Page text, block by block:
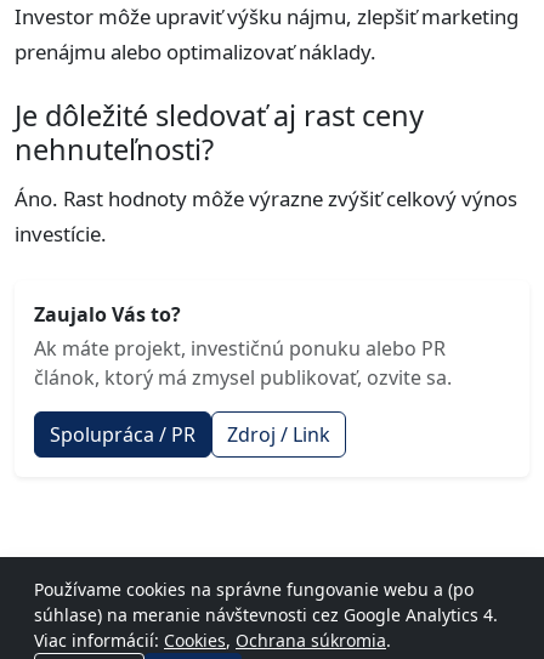
Investor môže upraviť výšku nájmu, zlepšiť marketing
prenájmu alebo optimalizovať náklady.
Je dôležité sledovať aj rast ceny
nehnuteľnosti?
Áno. Rast hodnoty môže výrazne zvýšiť celkový výnos
investície.
Zaujalo Vás to?
Ak máte projekt, investičnú ponuku alebo PR
článok, ktorý má zmysel publikovať, ozvite sa.
Spolupráca / PR Zdroj / Link
© 2026 investicnenehnutelnosti.com
PodmienkyOchrana súkromiaCookiesMapa stránok
Používame cookies na správne fungovanie webu a (po
súhlase) na meranie návštevnosti cez Google Analytics 4.
Viac informácií: Cookies, Ochrana súkromia.